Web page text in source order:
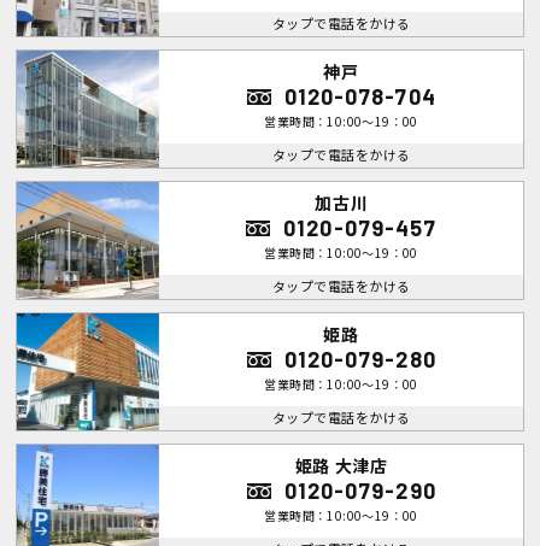
タップで電話をかける
神戸
0120-078-704
営業時間：10:00～19：00
タップで電話をかける
加古川
0120-079-457
営業時間：10:00～19：00
タップで電話をかける
姫路
0120-079-280
営業時間：10:00～19：00
タップで電話をかける
姫路 大津店
0120-079-290
営業時間：10:00～19：00